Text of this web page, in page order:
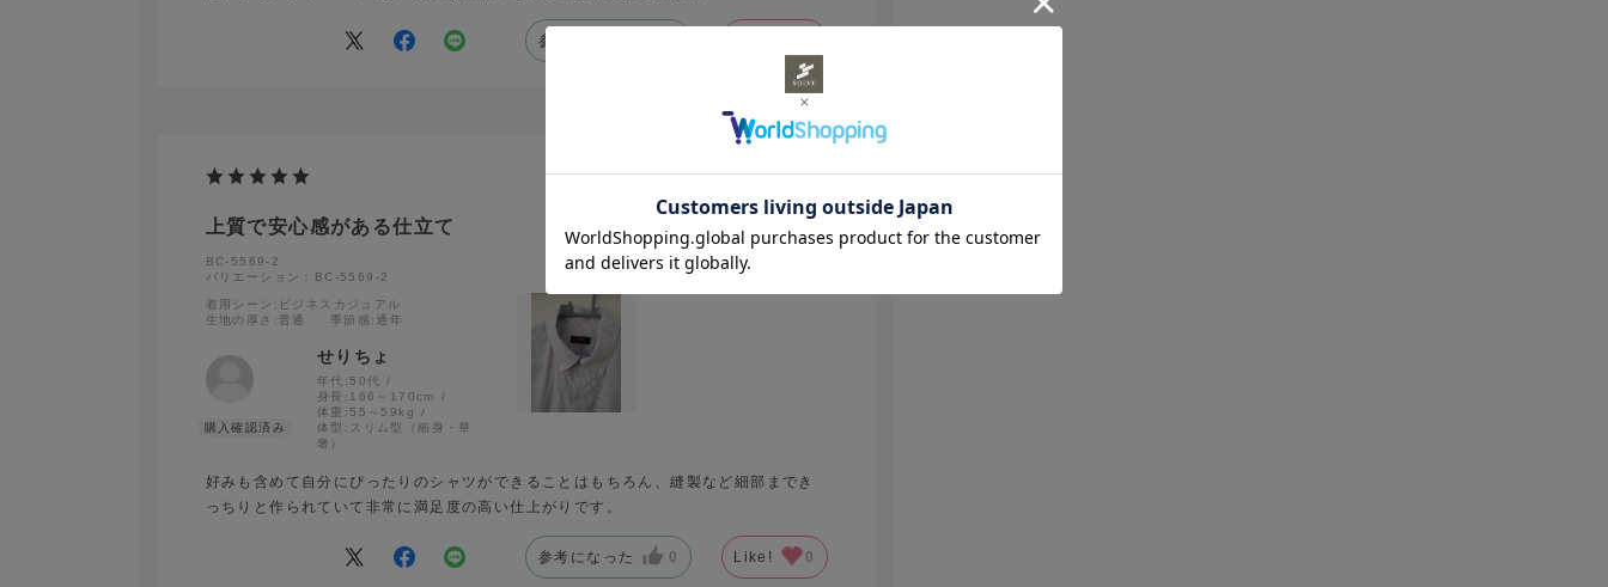
参考になった
上質で安心感がある仕立て
BC-5569-2
バリエーション：BC-5569-2
着用シーン :ビジネスカジュアル
生地の厚さ :普通 季節感:通年
せりちょ
年代: 50代
身長: 166～170cm
体重: 55～59kg
体型: スリム型（細身・華
奢）
好みも含めて自分にぴったりのシャツができることはもちろん、縫製など細部までき
っちりと作られていて非常に満足度の高い仕上がりです。
参考になった 0 Like! 0